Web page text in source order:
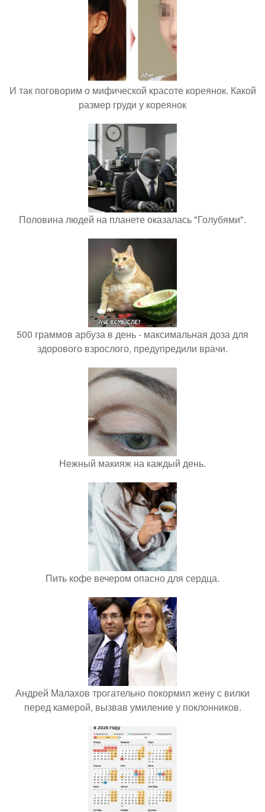
И так поговорим о мифической красоте кореянок. Какой
размер груди у кореянок
Половина людей на планете оказалась "Голубями".
500 граммов арбуза в день - максимальная доза для
здорового взрослого, предупредили врачи.
Нежный макияж на каждый день.
Пить кофе вечером опасно для сердца.
Андрей Малахов трогательно покормил жену с вилки
перед камерой, вызвав умиление у поклонников.